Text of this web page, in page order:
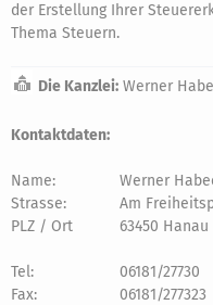
der Erstellung Ihrer
Thema Steuern.
Die Kanzlei: Werner
Kontaktdaten:
Name:
Werner
Strasse:
Am
PLZ / Ort
63450 Hanau
Tel:
06181/27730
Fax:
06181/277323